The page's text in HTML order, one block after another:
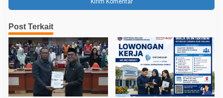
Post Terkait